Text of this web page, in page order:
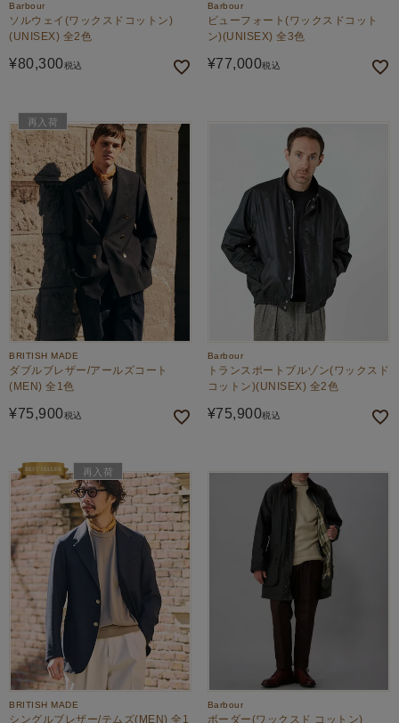
Barbour
ソルウェイ(ワックスドコットン)
(UNISEX) 全2色
¥80,300税込
Barbour
ビューフォート(ワックスドコット
ン)(UNISEX) 全3色
¥ 77,000税込
再入荷
BRITISH MADE
ダブルブレザー/アールズコート
(MEN) 全1色
¥75,900税込
Barbour
トランスポートブルゾン(ワックスド
コットン)(UNISEX) 全2色
¥75,900税込
再入荷
BRITISH MADE
シングルブレザー/テムズ(MEN) 全1
Barbour
ボーダー(ワックスド コットン)